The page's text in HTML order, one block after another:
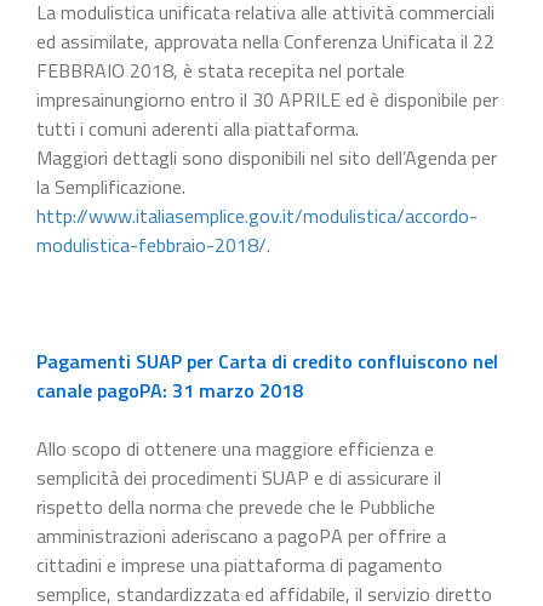
La modulistica unificata relativa alle attività commerciali
ed assimilate, approvata nella Conferenza Unificata il 22
FEBBRAIO 2018, è stata recepita nel portale
impresainungiorno entro il 30 APRILE ed è disponibile per
tutti i comuni aderenti alla piattaforma.
Maggiori dettagli sono disponibili nel sito dell’Agenda per
la Semplificazione.
http://www.italiasemplice.gov.it/modulistica/accordo-
modulistica-febbraio-2018/.
Pagamenti SUAP per Carta di credito confluiscono nel
canale pagoPA: 31 marzo 2018
Allo scopo di ottenere una maggiore efficienza e
semplicità dei procedimenti SUAP e di assicurare il
rispetto della norma che prevede che le Pubbliche
amministrazioni aderiscano a pagoPA per offrire a
cittadini e imprese una piattaforma di pagamento
semplice, standardizzata ed affidabile, il servizio diretto